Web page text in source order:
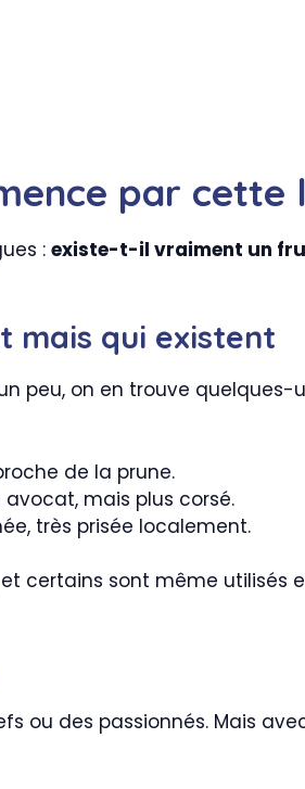
par cette
: existe-t-il vraiment un
mais qui existent
peu, on en trouve quelques-
de la prune.
mais plus corsé.
très prisée localement.
certains sont même utilisés
ou des passionnés. Mais